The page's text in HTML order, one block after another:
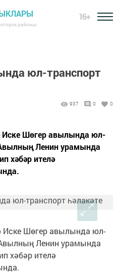
районы
16+
юл-транспорт
937 0 0
Иске Шөгер авылында юл-
Ленин урамында
хәбәр ителә
Иске Шөгер авылында юл-
Ленин урамында
хәбәр ителә